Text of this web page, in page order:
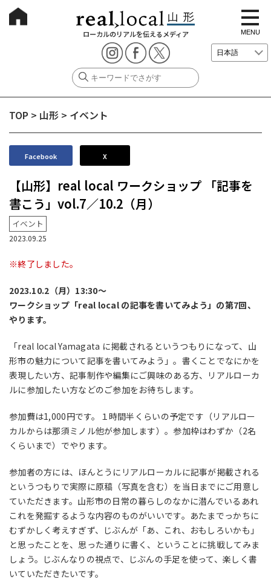
ローカルのリアルを伝えるメディア
t
o
g
g
e
i
i
MENU
TOP > 山形 > イベント
Facebook X
【山形】real local ワークショップ 「記事を
書こう」vol.7／10.2（月）
イベント
2023.09.25
※終了しました。
2023.10.2（月）13:30〜
ワークショップ「real local の記事を書いてみよう」の第7回、
やります。
「real local Yamagata に掲載されるというつもりになって、山
形市の魅力について記事を書いてみよう」。書くことでなにかを
表現したい方、記事制作や編集にご興味のある方、リアルローカ
ルに参加したい方などのご参加をお待ちします。
参加費は1,000円です。１時間半くらいの予定です（リアルロー
カルからは那須ミノル他が参加します）。参加枠はわずか（2名
くらいまで）でやります。
参加者の方には、ほんとうにリアルローカルに記事が掲載される
というつもりで実際に原稿（写真を含む）を当日までにご用意し
ていただきます。山形市の日常の暮らしのなかに潜んでいるあれ
これを発掘するような内容のものがいいです。あたまでっかちに
むずかしく考えすぎず、じぶんが「あ、これ、おもしろいかも」
と思ったことを、思った通りに書く、ということに挑戦してみま
しょう。じぶんなりの視点で、じぶんの手足を使って、楽しく書
いていただきたいです。